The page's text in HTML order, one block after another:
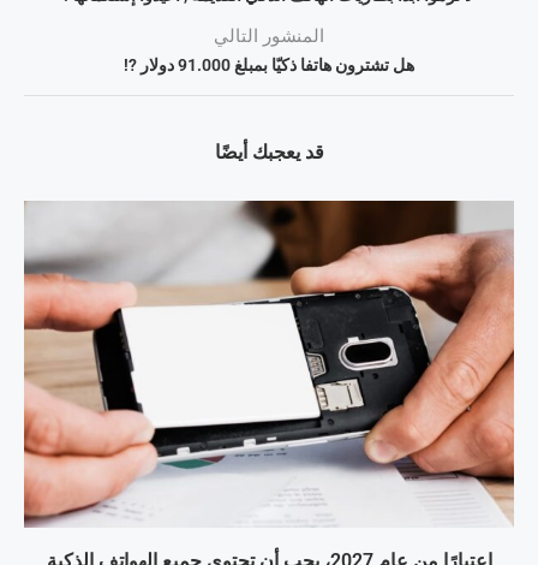
المنشور التالي
هل تشترون هاتفا ذكيّا بمبلغ 91.000 دولار ?!
قد يعجبك أيضًا